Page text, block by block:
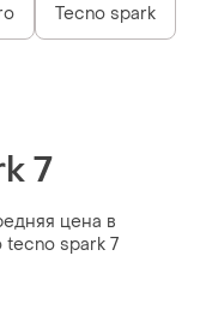
Tecno spark
7
цена в
tecno spark 7